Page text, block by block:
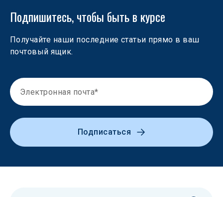
Подпишитесь, чтобы быть в курсе
Получайте наши последние статьи прямо в ваш
почтовый ящик.
Подписаться